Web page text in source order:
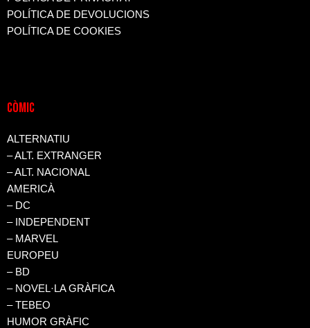
POLÍTICA DE DEVOLUCIONS
POLÍTICA DE COOKIES
CòMIC
ALTERNATIU
– ALT. EXTRANGER
– ALT. NACIONAL
AMERICÀ
– DC
– INDEPENDENT
– MARVEL
EUROPEU
– BD
– NOVEL·LA GRÀFICA
– TEBEO
HUMOR GRÀFIC